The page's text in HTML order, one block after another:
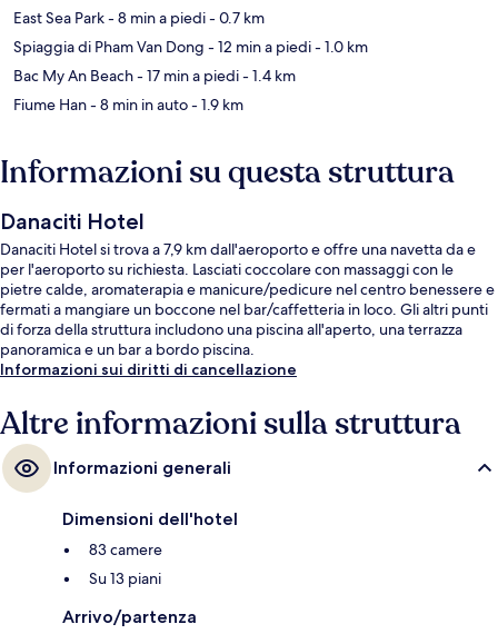
East Sea Park- 8 min a piedi- 0.7 km
Spiaggia di Pham Van Dong - 12 min a piedi- 1.0 km
Bac My An Beach- 17 min a piedi- 1.4 km
Fiume Han- 8 min in auto- 1.9 km
Informazioni su questa struttura
Danaciti Hotel
Danaciti Hotel si trova a 7,9 km dall'aeroporto e offre una navetta da e
per l'aeroporto su richiesta. Lasciati coccolare con massaggi con le
pietre calde, aromaterapia e manicure/pedicure nel centro benessere e
fermati a mangiare un boccone nel bar/caffetteria in loco. Gli altri punti
di forza della struttura includono una piscina all'aperto, una terrazza
panoramica e un bar a bordo piscina.
Informazioni sui diritti di cancellazione
Altre informazioni sulla struttura
Informazioni generali
Dimensioni dell'hotel
83 camere
Su 13 piani
Arrivo/partenza